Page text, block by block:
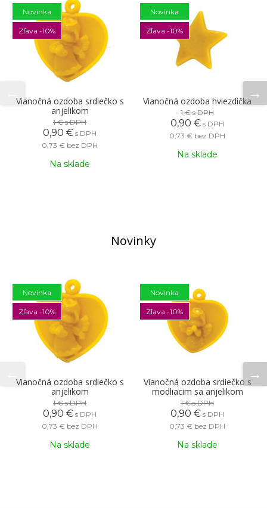
Novinka
Zľava -10%
Vianočná ozdoba srdiečko s
anjelikom
1 €s DPH
0,90 € s DPH
0,73 € bez DPH
Na sklade
Novinka
Zľava -10%
Vianočná ozdoba hviezdička
1 €s DPH
0,90 € s DPH
0,73 € bez DPH
Na sklade
Novinky
Novinka
Zľava -10%
Vianočná ozdoba srdiečko s
anjelikom
1 €s DPH
0,90 € s DPH
0,73 € bez DPH
Na sklade
Novinka
Zľava -10%
Vianočná ozdoba srdiečko s
modliacim sa anjelikom
1 €s DPH
0,90 € s DPH
0,73 € bez DPH
Na sklade